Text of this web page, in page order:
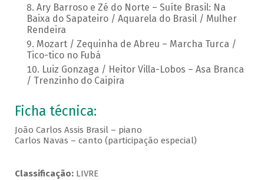
Ary Barroso e Zé do Norte – Suíte Brasil: Na
Baixa do Sapateiro / Aquarela do Brasil / Mulher
Rendeira
Mozart / Zequinha de Abreu – Marcha Turca /
Tico-tico no Fubá
Luiz Gonzaga / Heitor Villa-Lobos – Asa Branca
/ Trenzinho do Caipira
Ficha técnica:
João Carlos Assis Brasil – piano
Carlos Navas – canto (participação especial)
Classificação:LIVRE